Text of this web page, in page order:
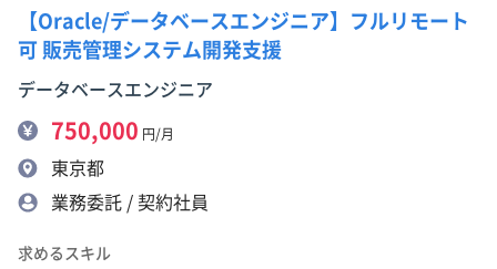
【Oracle/データベースエンジニア】フルリモート
可 販売管理システム開発支援
データベースエンジニア
750,000 円/月
東京都
業務委託 / 契約社員
求めるスキル